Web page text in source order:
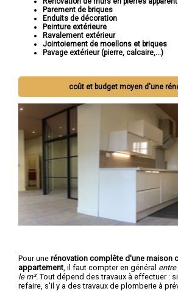
Parement de briques
Enduits de décoration
Peinture extérieure
Ravalement extérieur
Jointoiement de moellons et briques
Pavage extérieur (pierre, calcaire,...)
coût et budget moyen d'une
Pour une rénovation complête d'une maison
appartement , il faut compter en général
le m². Tout dépend des travaux à effectuer :
refaire, s'il y a des travaux de plomberie à